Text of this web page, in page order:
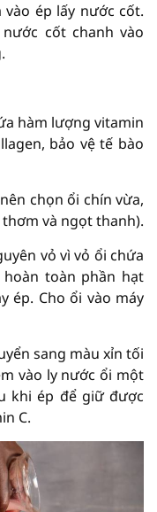
ép lấy nước cốt.
cốt chanh vào
hàm lượng vitamin
bảo vệ tế bào
chọn ổi chín vừa,
và ngọt thanh).
vỏ vì vỏ ổi chứa
toàn phần hạt
ép. Cho ổi vào máy
sang màu xỉn tối
vào ly nước ổi một
khi ép để giữ được
C.